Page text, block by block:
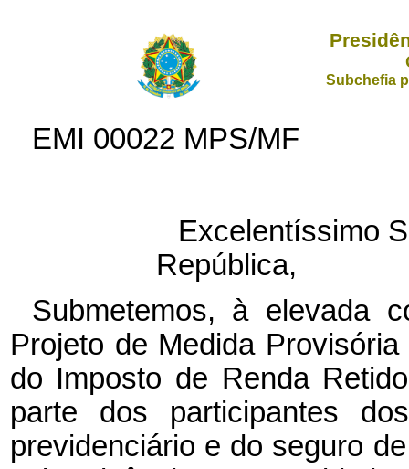
Subchefia
EMI 00022 MPS/MF
Excelentíssimo
República,
Submetemos, à elevada
Projeto de Medida
do Imposto de Renda
parte dos participantes
previdenciário e do seguro